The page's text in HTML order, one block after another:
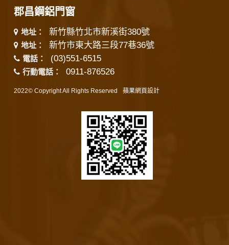
郡昌鋼鋁門窗
地址： 新竹縣竹北市新溪街380號
地址： 新竹市東大路三段77巷36號
電話： (03)551-6515
行動電話： 0911-876526
2022© Copyright All Rights Reserved 蘋果網頁設計